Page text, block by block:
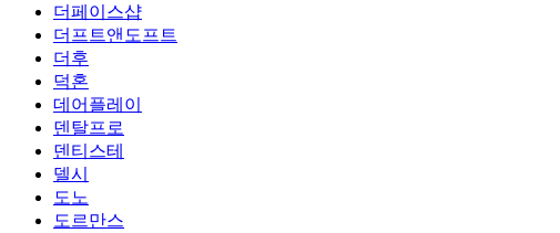
더페이스샵
더프트앤도프트
더후
덕혼
데어플레이
덴탈프로
덴티스테
델시
도노
도르만스